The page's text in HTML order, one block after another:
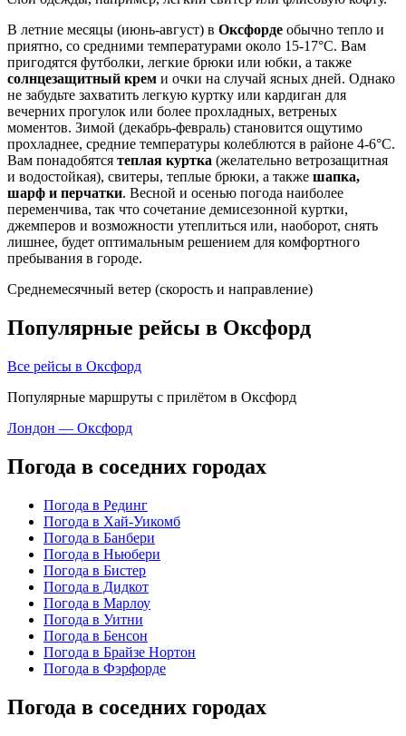
В летние месяцы (июнь-август) в Оксфорде обычно тепло и
приятно, со средними температурами около 15-17°C. Вам
пригодятся футболки, легкие брюки или юбки, а также
солнцезащитный крем и очки на случай ясных дней. Однако
не забудьте захватить легкую куртку или кардиган для
вечерних прогулок или более прохладных, ветреных
моментов. Зимой (декабрь-февраль) становится ощутимо
прохладнее, средние температуры колеблются в районе 4-6°C.
Вам понадобятся теплая куртка (желательно ветрозащитная
и водостойкая), свитеры, теплые брюки, а также шапка,
шарф и перчатки. Весной и осенью погода наиболее
переменчива, так что сочетание демисезонной куртки,
джемперов и возможности утеплиться или, наоборот, снять
лишнее, будет оптимальным решением для комфортного
пребывания в городе.
Среднемесячный ветер (скорость и направление)
Популярные рейсы в Оксфорд
Все рейсы в Оксфорд
Популярные маршруты с прилётом в Оксфорд
Лондон — Оксфорд
Погода в соседних городах
Погода в Рединг
Погода в Хай-Уикомб
Погода в Банбери
Погода в Ньюбери
Погода в Бистер
Погода в Дидкот
Погода в Марлоу
Погода в Уитни
Погода в Бенсон
Погода в Брайзе Нортон
Погода в Фэрфорде
Погода в соседних городах